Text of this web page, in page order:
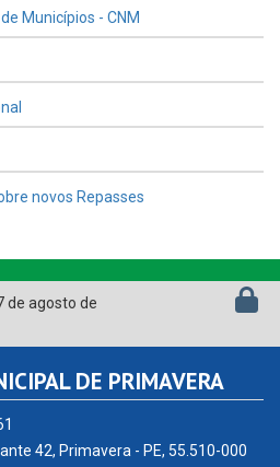
Municípios - CNM
novos Repasses
de agosto de
DE PRIMAVERA
42, Primavera - PE, 55.510-000